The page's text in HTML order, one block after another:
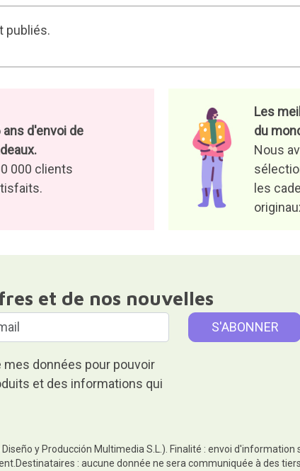
publiés.
ans d'envoi de
000 clients
Les
du
Nous
les
et de nos nouvelles
mes données pour pouvoir
et des informations qui
y Producción Multimedia S.L.). Finalité : envoi d'information
: aucune donnée ne sera communiquée à des